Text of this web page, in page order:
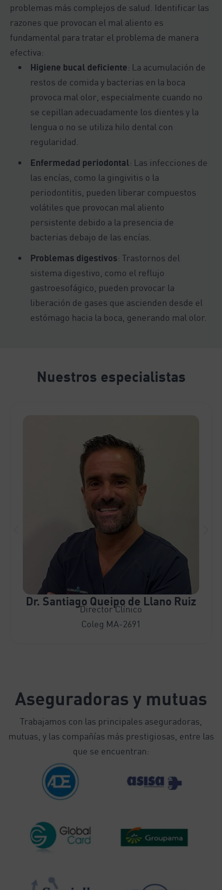
problemas más complejos de salud. Identificar las
razones que provocan el mal aliento es
fundamental para tratar el problema de manera
efectiva:
Higiene bucal deficiente: La acumulación de
restos de comida y bacterias en la boca
provoca mal olor, especialmente cuando no
se cepillan adecuadamente los dientes y la
lengua o no se utiliza hilo dental con
regularidad.
Enfermedad periodontal: Las infecciones de
las encías, como la gingivitis o la
periodontitis, pueden liberar compuestos
volátiles que provocan mal aliento
persistente debido a la presencia de
bacterias debajo de las encías.
Problemas digestivos: Trastornos del
sistema digestivo, como el reflujo
gastroesofágico, pueden provocar la
liberación de gases que ascienden desde el
estómago hacia la boca, generando mal olor.
Nuestros especialistas
Dr. Santiago Queipo de Llano Ruiz
Director Clínico
Coleg MA-2691
Aseguradoras y mutuas
Trabajamos con las principales aseguradoras,
mutuas, y las compañías más prestigiosas, entre las
que se encuentran: